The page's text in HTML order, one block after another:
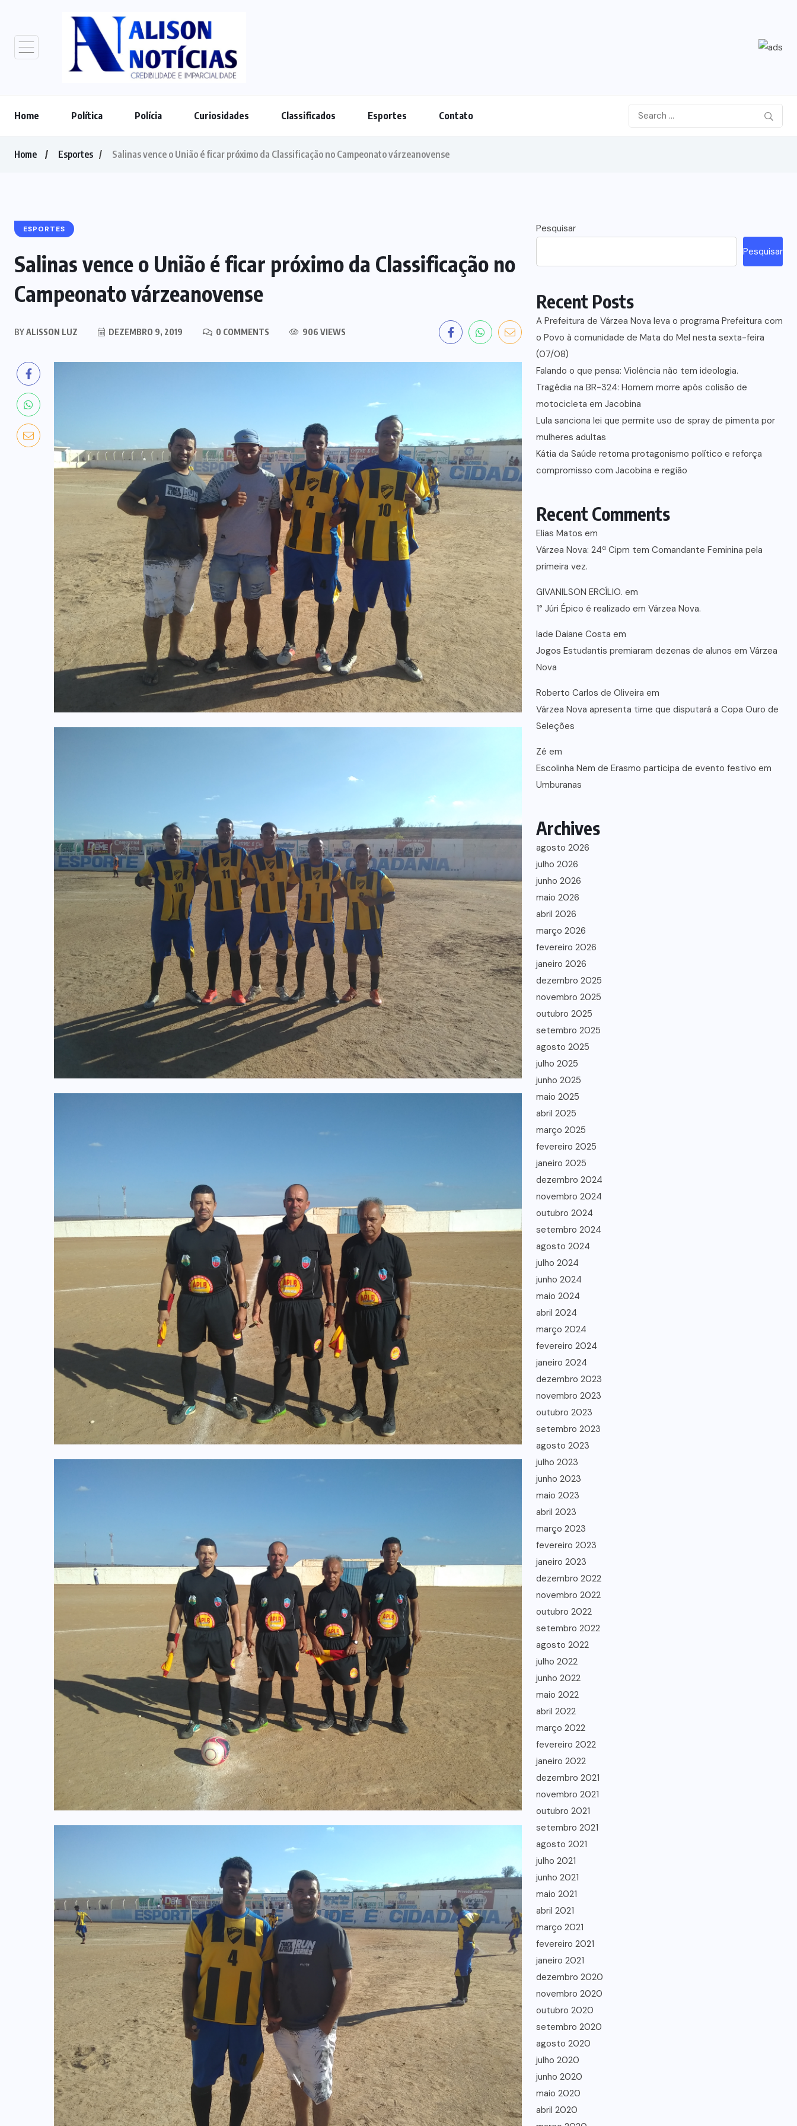
Home Política Polícia Curiosidades Classificados Esportes Contato
Home Esportes Salinas vence o União é ficar próximo da Classificação no Campeonato várzeanovense
ESPORTES
Salinas vence o União é ficar próximo da Classificação no
Campeonato várzeanovense
BYALISSON LUZ DEZEMBRO 9, 2019 0 COMMENTS 906 VIEWS
Pesquisar
Pesquisar
Recent Posts
A Prefeitura de Várzea Nova leva o programa Prefeitura com
o Povo à comunidade de Mata do Mel nesta sexta-feira
(07/08)
Falando o que pensa: Violência não tem ideologia.
Tragédia na BR-324: Homem morre após colisão de
motocicleta em Jacobina
Lula sanciona lei que permite uso de spray de pimenta por
mulheres adultas
Kátia da Saúde retoma protagonismo político e reforça
compromisso com Jacobina e região
Recent Comments
Elias Matos em
Várzea Nova: 24ª Cipm tem Comandante Feminina pela
primeira vez.
GIVANILSON ERCÍLIO. em
1° Júri Épico é realizado em Várzea Nova.
lade Daiane Costa em
Jogos Estudantis premiaram dezenas de alunos em Várzea
Nova
Roberto Carlos de Oliveira em
Várzea Nova apresenta time que disputará a Copa Ouro de
Seleções
Zé em
Escolinha Nem de Erasmo participa de evento festivo em
Umburanas
Archives
agosto 2026
julho 2026
junho 2026
maio 2026
abril 2026
março 2026
fevereiro 2026
janeiro 2026
dezembro 2025
novembro 2025
outubro 2025
setembro 2025
agosto 2025
julho 2025
junho 2025
maio 2025
abril 2025
março 2025
fevereiro 2025
janeiro 2025
dezembro 2024
novembro 2024
outubro 2024
setembro 2024
agosto 2024
julho 2024
junho 2024
maio 2024
abril 2024
março 2024
fevereiro 2024
janeiro 2024
dezembro 2023
novembro 2023
outubro 2023
setembro 2023
agosto 2023
julho 2023
junho 2023
maio 2023
abril 2023
março 2023
fevereiro 2023
janeiro 2023
dezembro 2022
novembro 2022
outubro 2022
setembro 2022
agosto 2022
julho 2022
junho 2022
maio 2022
abril 2022
março 2022
fevereiro 2022
janeiro 2022
dezembro 2021
novembro 2021
outubro 2021
setembro 2021
agosto 2021
julho 2021
junho 2021
maio 2021
abril 2021
março 2021
fevereiro 2021
janeiro 2021
dezembro 2020
novembro 2020
outubro 2020
setembro 2020
agosto 2020
julho 2020
junho 2020
maio 2020
abril 2020